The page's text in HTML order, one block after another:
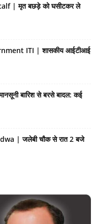
| मृत बछड़े को घसीटकर ले
ITI | शासकीय आईटीआई
बारिश से बरसे बादल: कई
| जलेबी चौक से रात 2 बजे